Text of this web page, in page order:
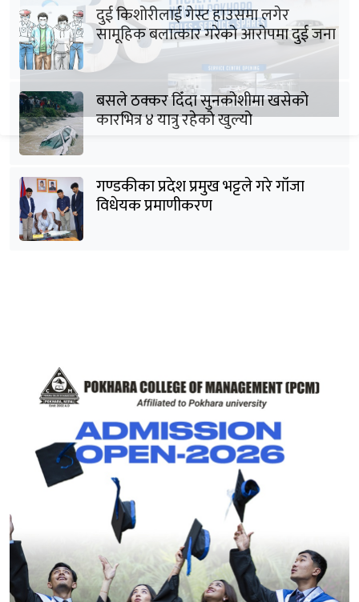
दुई किशोरीलाई गेस्ट हाउसमा लगेर
सामूहिक बलात्कार गरेको आरोपमा दुई जना
पक्राउ
बसले ठक्कर दिँदा सुनकोशीमा खसेकाे
कारभित्र ४ यात्रु रहेको खुल्यो
गण्डकीका प्रदेश प्रमुख भट्टले गरे गाँजा
विधेयक प्रमाणीकरण